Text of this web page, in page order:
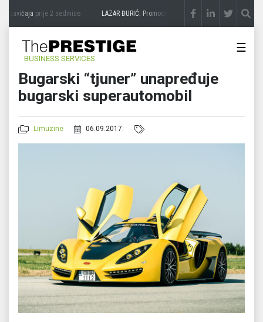
zavičajaprije 2 sedmice LAZAR ĐURIĆ: Promocija potencijal pretvara u destinaciju
BUSINESS SERVICES
☰
Bugarski “tjuner” unapređuje
bugarski superautomobil
Limuzine 06.09.2017.